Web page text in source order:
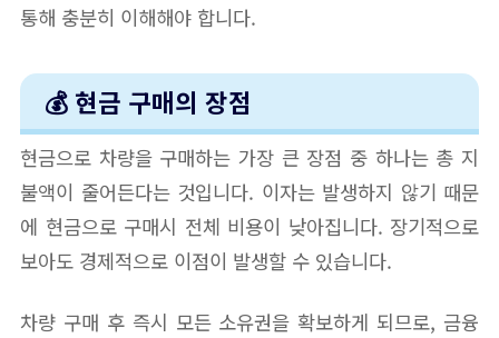
통해 충분히 이해해야 합니다.
💰 현금 구매의 장점
현금으로 차량을 구매하는 가장 큰 장점 중 하나는 총 지
불액이 줄어든다는 것입니다. 이자는 발생하지 않기 때문
에 현금으로 구매시 전체 비용이 낮아집니다. 장기적으로
보아도 경제적으로 이점이 발생할 수 있습니다.
차량 구매 후 즉시 모든 소유권을 확보하게 되므로, 금융